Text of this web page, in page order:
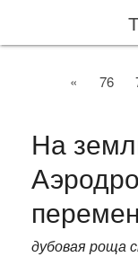
« 76
На
дубовая роща